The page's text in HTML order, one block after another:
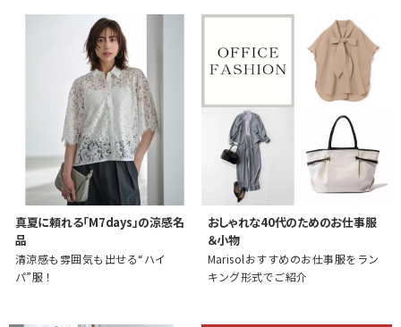
真夏に頼れる「M7days」の涼感名
品
清涼感も雰囲気も出せる“ハイ
パ”服！
おしゃれな40代のためのお仕事服
＆小物
Marisolおすすめのお仕事服をラン
キング形式でご紹介